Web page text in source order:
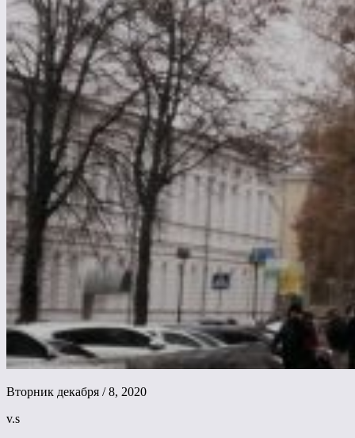
Вторник декабря / 8, 2020
v.s